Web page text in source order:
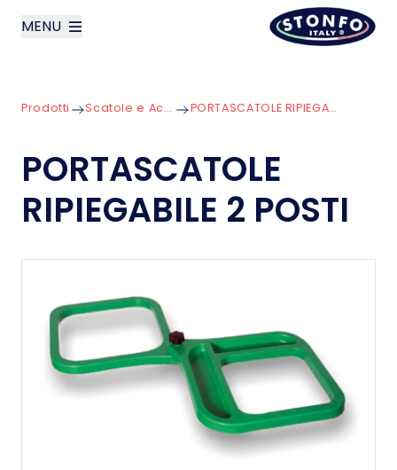
MENU
Prodotti
News
English
Prodotti Scatole e Accessori PORTASCATOLE RIPIEGABILE 2 POSTI
PORTASCATOLE
RIPIEGABILE 2 POSTI